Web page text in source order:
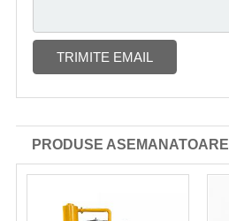
TRIMITE EMAIL
PRODUSE ASEMANATOARE